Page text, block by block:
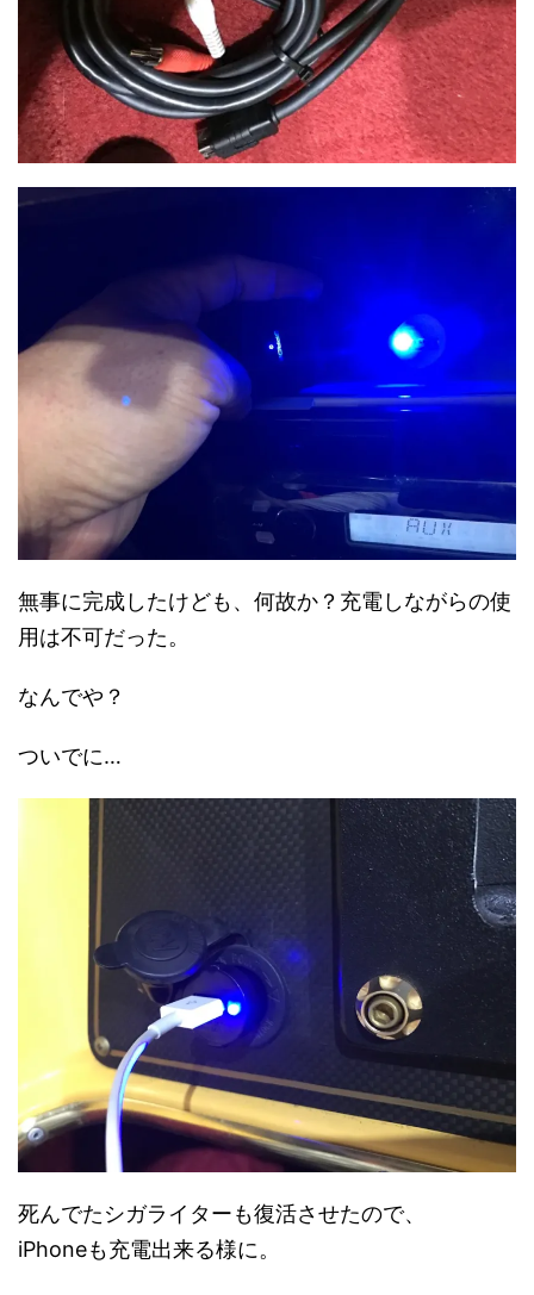
無事に完成したけども、何故か？充電しながらの使
用は不可だった。
なんでや？
ついでに…
死んでたシガライターも復活させたので、
iPhoneも充電出来る様に。